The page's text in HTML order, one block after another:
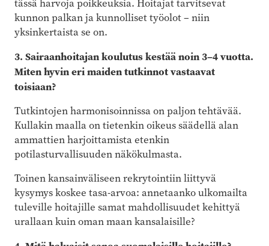
tässä harvoja poikkeuksia. Hoitajat tarvitsevat
kunnon palkan ja kunnolliset työolot – niin
yksinkertaista se on.
3. Sairaanhoitajan koulutus kestää noin 3–4 vuotta.
Miten hyvin eri maiden tutkinnot vastaavat
toisiaan?
Tutkintojen harmonisoinnissa on paljon tehtävää.
Kullakin maalla on tietenkin oikeus säädellä alan
ammattien harjoittamista etenkin
potilasturvallisuuden näkökulmasta.
Toinen kansainväliseen rekrytointiin liittyvä
kysymys koskee tasa-arvoa: annetaanko ulkomailta
tuleville hoitajille samat mahdollisuudet kehittyä
urallaan kuin oman maan kansalaisille?